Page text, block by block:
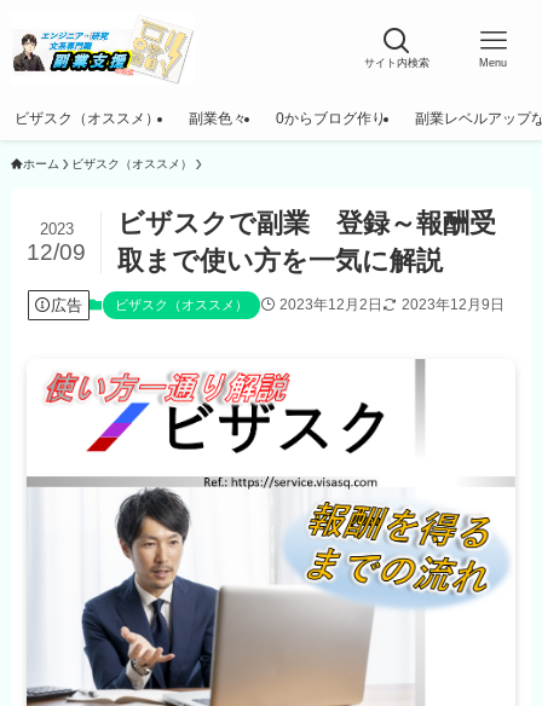
サイト内検索 Menu
ビザスク（オススメ） 副業色々 0からブログ作り 副業レベルアップ
ホーム ビザスク（オススメ）
ビザスクで副業 登録～報酬受
取まで使い方を一気に解説
2023
12/09
広告 ビザスク（オススメ） 2023年12月2日 2023年12月9日